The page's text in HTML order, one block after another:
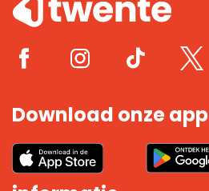
Download onze app